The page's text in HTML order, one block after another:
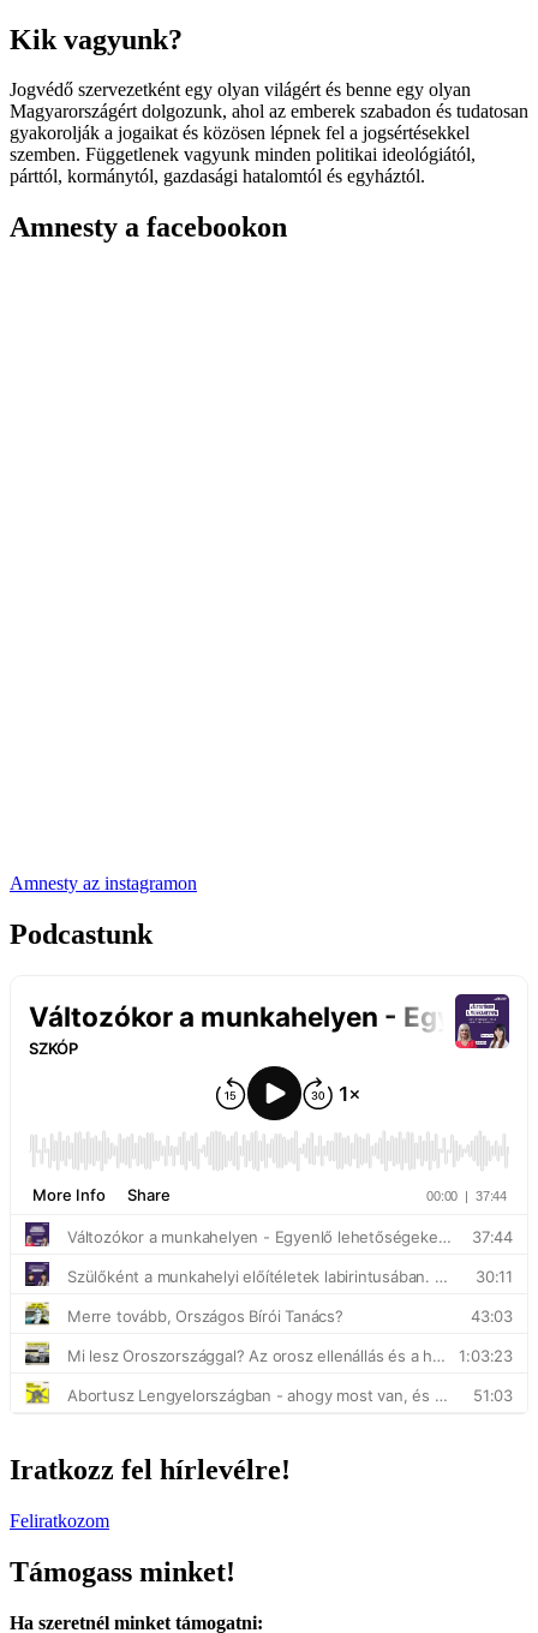
Kik vagyunk?
Jogvédő szervezetként egy olyan világért és benne egy olyan
Magyarországért dolgozunk, ahol az emberek szabadon és tudatosan
gyakorolják a jogaikat és közösen lépnek fel a jogsértésekkel
szemben. Függetlenek vagyunk minden politikai ideológiától,
párttól, kormánytól, gazdasági hatalomtól és egyháztól.
Amnesty a facebookon
Amnesty az instagramon
Podcastunk
Iratkozz fel hírlevélre!
Feliratkozom
Támogass minket!
Ha szeretnél minket támogatni: